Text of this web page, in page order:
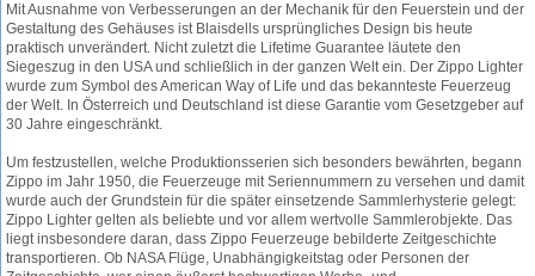
Mit Ausnahme von Verbesserungen an der Mechanik für den Feuerstein und der
Gestaltung des Gehäuses ist Blaisdells ursprüngliches Design bis heute
praktisch unverändert. Nicht zuletzt die Lifetime Guarantee läutete den
Siegeszug in den USA und schließlich in der ganzen Welt ein. Der Zippo Lighter
wurde zum Symbol des American Way of Life und das bekannteste Feuerzeug
der Welt. In Österreich und Deutschland ist diese Garantie vom Gesetzgeber auf
30 Jahre eingeschränkt.
Um festzustellen, welche Produktionsserien sich besonders bewährten, begann
Zippo im Jahr 1950, die Feuerzeuge mit Seriennummern zu versehen und damit
wurde auch der Grundstein für die später einsetzende Sammlerhysterie gelegt:
Zippo Lighter gelten als beliebte und vor allem wertvolle Sammlerobjekte. Das
liegt insbesondere daran, dass Zippo Feuerzeuge bebilderte Zeitgeschichte
transportieren. Ob NASA Flüge, Unabhängigkeitstag oder Personen der